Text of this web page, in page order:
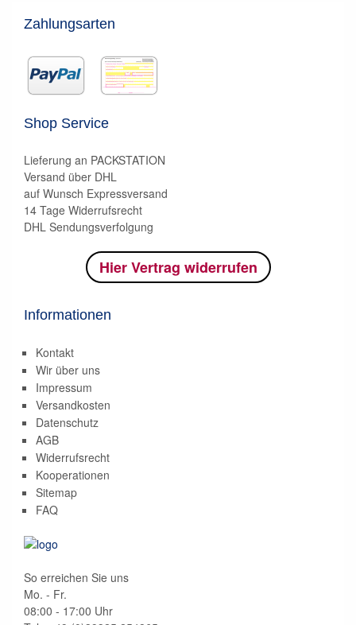
Zahlungsarten
Shop Service
Lieferung an PACKSTATION
Versand über DHL
auf Wunsch Expressversand
14 Tage Widerrufsrecht
DHL Sendungsverfolgung
Hier Vertrag widerrufen
Informationen
Kontakt
Wir über uns
Impressum
Versandkosten
Datenschutz
AGB
Widerrufsrecht
Kooperationen
Sitemap
FAQ
So erreichen Sie uns
Mo. - Fr.
08:00 - 17:00 Uhr